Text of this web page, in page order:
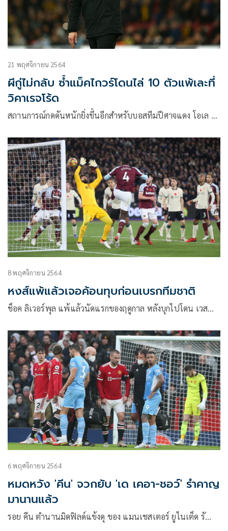
21 พฤศจิกายน 2564
ผีกู่ไม่กลับ ซ้ำแม็คไกวร์โดนไล่ 10 ตัวแพ้เละที่
วิคาเรจโร้ด
สถานการณ์กดดันหนักยิ่งขึ้นอีกสำหรับบอสทีมปีศาจแดง โอเล …
8 พฤศจิกายน 2564
หงส์แพ้แล้วเจอค้อนทุบก่อนเบรกทีมชาติ
ช็อค ลิเวอร์พุล แพ้แล้วนัดแรกของฤดูกาล หลังบุกไปโดน เวส…
6 พฤศจิกายน 2564
หมดหวัง 'คีน'​ จวกยับ 'เด เคอา-ชอว์'​ รำคาญ
มานานแล้ว
รอย คีน ตำนานมิดฟิลด์แข้งดุ ของ แมนเชสเตอร์ ยูไนเต็ด รั…